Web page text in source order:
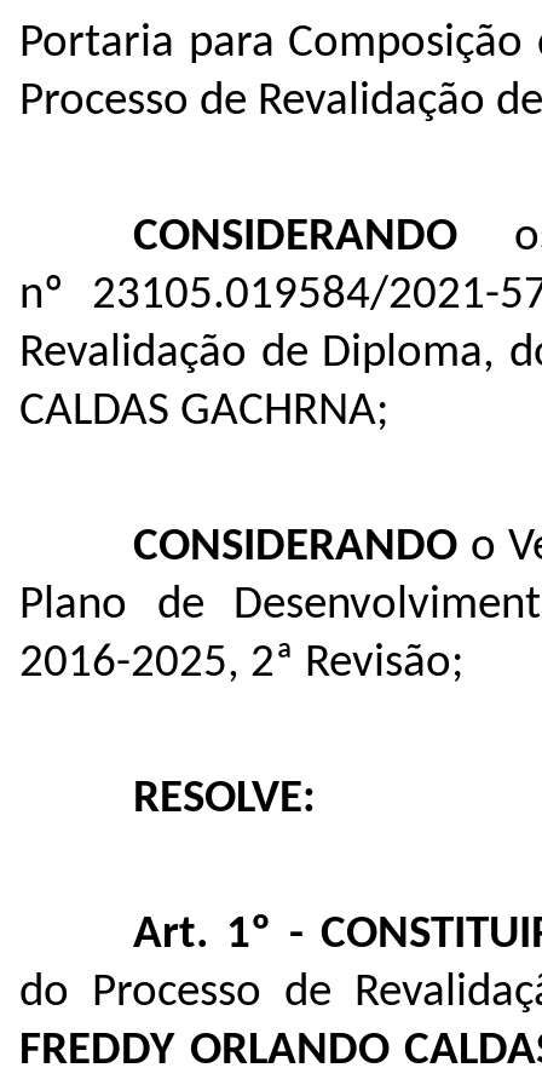
Portaria para Composição
Processo de Revalidação
CONSIDERANDO
nº
23105.019584/2021-
Revalidação de Diploma,
CALDAS GACHRNA;
CONSIDERANDO o
Plano de
2016-2025, 2ª Revisão;
RESOLVE:
Art. 1º -
do Processo de
FREDDY ORLANDO